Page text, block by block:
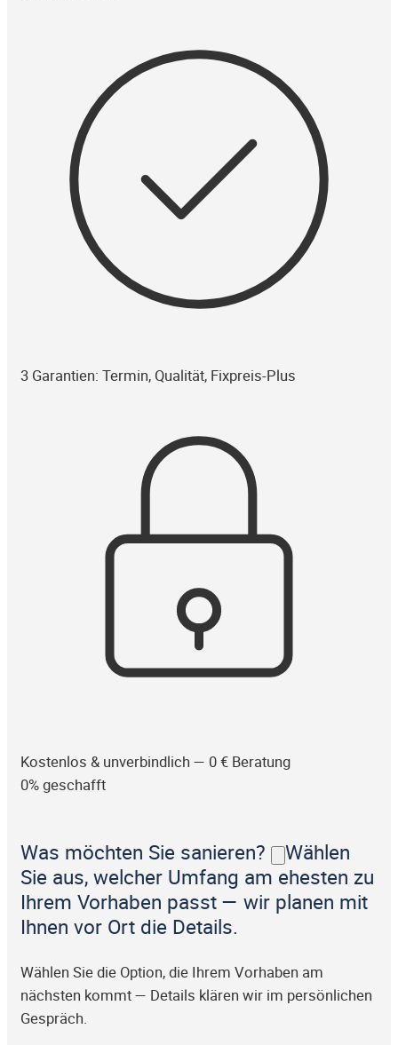
3 Garantien: Termin, Qualität, Fixpreis-Plus
Kostenlos & unverbindlich — 0 € Beratung
0% geschafft
Was möchten Sie sanieren?
Wählen
Sie aus, welcher Umfang am ehesten zu
Ihrem Vorhaben passt — wir planen mit
Ihnen vor Ort die Details.
Wählen Sie die Option, die Ihrem Vorhaben am
nächsten kommt — Details klären wir im persönlichen
Gespräch.